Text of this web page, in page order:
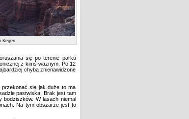
Kegen
się po terenie parku
z kimś ważnym. Po 12
chyba znienawidzone
się jak duże to ma
pastwiska. Brak jest tam
bodziszków. W lasach niemal
Na tym obszarze jest to